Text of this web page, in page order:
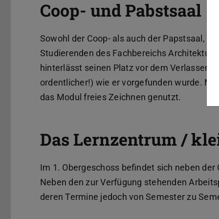
Coop- und Pabstsaal
Sowohl der Coop- als auch der Papstsaal,
Studierenden des Fachbereichs Architektur
hinterlässt seinen Platz vor dem Verlassen
ordentlicher!) wie er vorgefunden wurde.
das Modul freies Zeichnen genutzt.
Das Lernzentrum /
Im 1. Obergeschoss befindet sich neben
Neben den zur Verfügung stehenden
deren Termine jedoch von Semester zu